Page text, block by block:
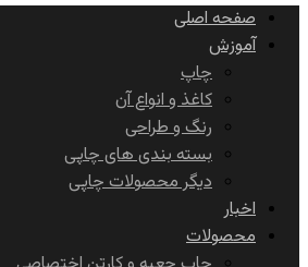
صفحه اصلی
آموزش
چاپ
کاغذ و انواع آن
رنگ و طراحی
بسته بندی های چاپی
دیگر محصولات چاپی
اخبار
محصولات